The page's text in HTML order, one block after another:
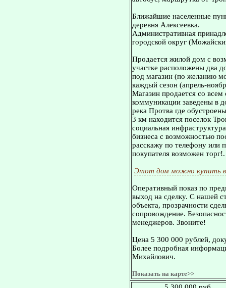
Ближайшие населенные
деревня Алексеевка.
Административная
городской округ
Продается жилой дом с
участке расположены два
под магазин (по желанию
каждый сезон (апрель-
Магазин продается со
коммуникации заведены в
река Протва где
3 км находится поселок
социальная
бизнеса с возможностью
расскажу по телефону или
покупателя возможен торг!.
Этот дом можно купить
Оперативный показ по
выход на сделку. С нашей
объекта, прозрачности
сопровождение.
менеджеров. Звоните!
Цена 5 300 000 рублей,
Более подробная
Михайлович.
Показать на карте>>